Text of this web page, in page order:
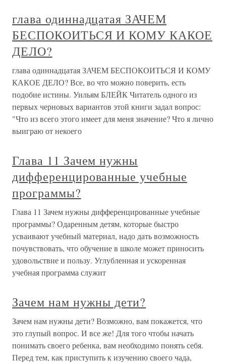
глава одиннадцатая ЗАЧЕМ
БЕСПОКОИТЬСЯ И КОМУ КАКОЕ
ДЕЛО?
глава одиннадцатая ЗАЧЕМ БЕСПОКОИТЬСЯ И КОМУ
КАКОЕ ДЕЛО? Все, во что можно поверить, есть
подобие истины. Уильям БЛЕЙК Читатель одного из
первых черновых вариантов этой книги задал вопрос:
"Что из всего этого имеет для меня значение? Что я лично
выиграю от некоего
Глава 11 Зачем нужны
дифференцированные учебные
программы?
Глава 11 Зачем нужны дифференцированные учебные
программы? Одаренным детям, которые быстро
усваивают учебный материал, надо дать возможность
почувствовать, что обучение в школе может приносить
удовольствие и пользу. Углубленная и ускоренная
учебная программа служит
Зачем нам нужны дети?
Зачем нам нужны дети? Возможно, вам покажется, что
это глупый вопрос. И все же! Для того чтобы начать
понимать своего ребенка, вам необходимо понять себя.
Перед тем, как приступить к изучению своего чада,